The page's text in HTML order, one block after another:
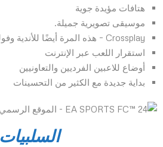
هتافات مؤيدة جوية
موسيقى تصويرية جميلة.
Crossplay – هذه المرة أيضًا للأندية وفولتا
استقرار اللعب عبر الإنترنت
أوضاع للاعبين الفرديين والتعاونيين
بداية جديدة مع الكثير من التحسينات
السلبيات